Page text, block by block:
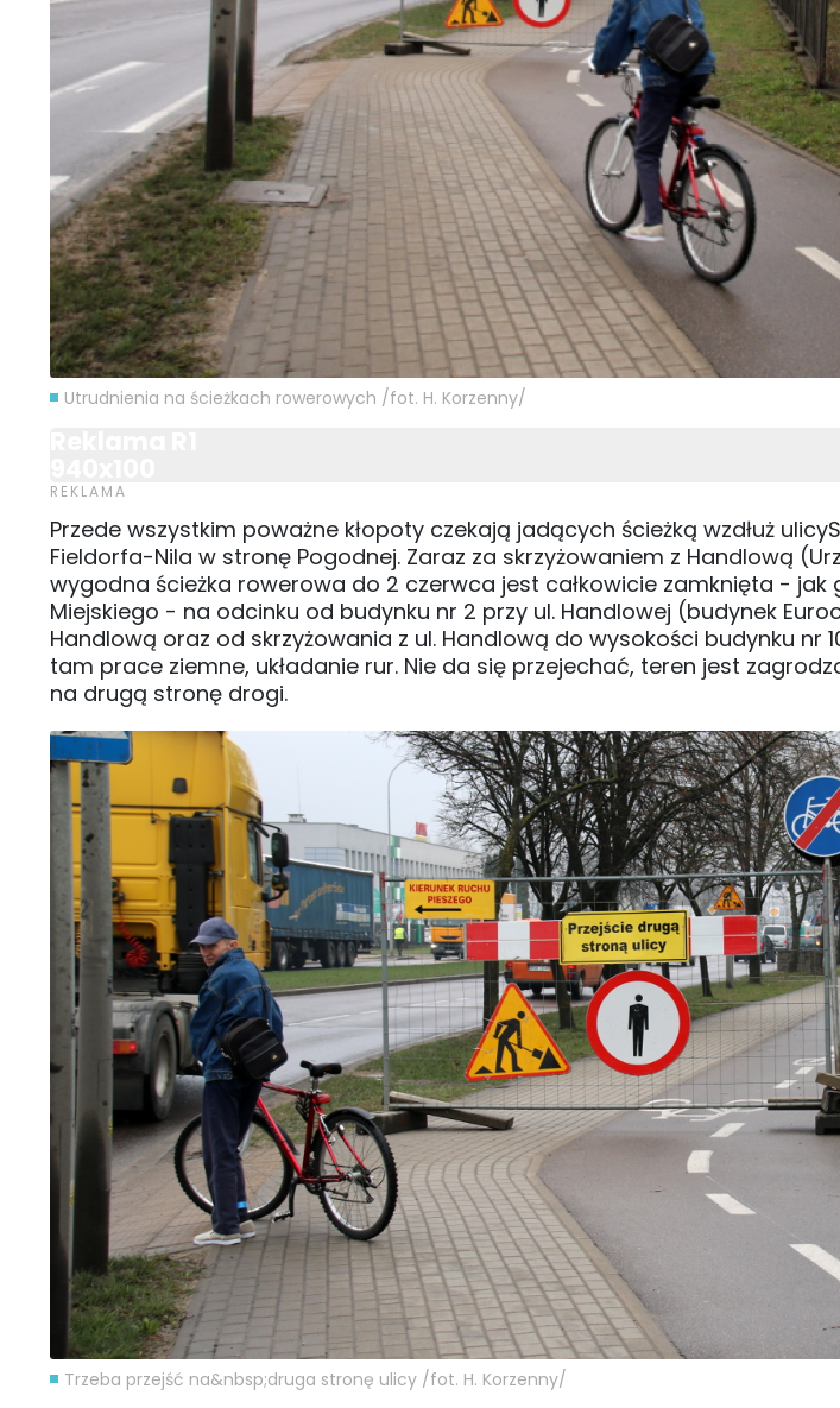
Utrudnienia na ścieżkach rowerowych /fot. H. Korzenny/
Przede wszystkim poważne kłopoty czekają jadących ścieżką wzdłuż
Fieldorfa-Nila w stronę Pogodnej. Zaraz za skrzyżowaniem z Handlową
wygodna ścieżka rowerowa do 2 czerwca jest całkowicie zamknięta - jak
Miejskiego - na odcinku od budynku nr 2 przy ul. Handlowej (budynek
Handlową oraz od skrzyżowania z ul. Handlową do wysokości budynku nr
tam prace ziemne, układanie rur. Nie da się przejechać, teren jest
na drugą stronę drogi.
Trzeba przejść na&nbsp;druga stronę ulicy /fot. H. Korzenny/